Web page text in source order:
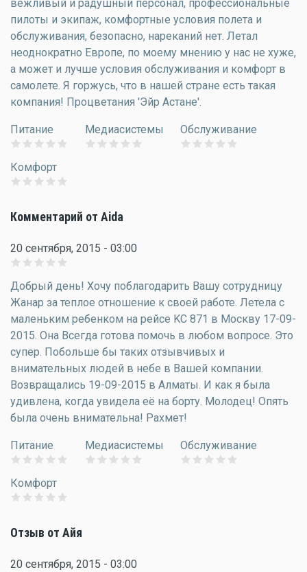
вежливый и радушный персонал, профессиональные
пилоты и экипаж, комфортные условия полета и
обслуживания, безопасно, нареканий нет. Летал
неоднократно Европе, по моему мнению у нас не хуже,
а может и лучше условия обслуживания и комфорт в
самолете. Я горжусь, что в нашей стране есть такая
компания! Процветания 'Эйр Астане'.
Питание Медиасистемы Обслуживание
Комфорт
Комментарий от Aida
20 сентября, 2015 - 03:00
Добрый день! Хочу поблагодарить Вашу сотрудницу
Жанар за теплое отношение к своей работе. Летела с
маленьким ребенком на рейсе KC 871 в Москву 17-09-
2015. Она Всегда готова помочь в любом вопросе. Это
супер. Побольше бы таких отзывчивых и
внимательных людей в небе в Вашей компании.
Возвращались 19-09-2015 в Алматы. И как я была
удивлена, когда увидела её на борту. Молодец! Опять
была очень внимательна! Рахмет!
Питание Медиасистемы Обслуживание
Комфорт
Отзыв от Айя
20 сентября, 2015 - 03:00